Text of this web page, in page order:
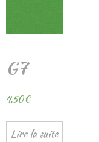
G7
4,50€
Lire la suite